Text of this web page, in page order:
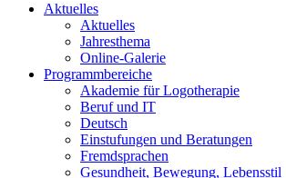
Aktuelles
Aktuelles
Jahresthema
Online-Galerie
Programmbereiche
Akademie für Logotherapie
Beruf und IT
Deutsch
Einstufungen und Beratungen
Fremdsprachen
Gesundheit, Bewegung, Lebensstil